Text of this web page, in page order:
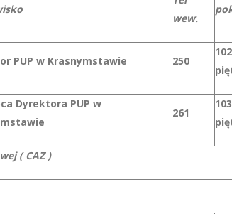
wew.
PUP w Krasnymstawie 250
Dyrektora PUP w
261
( CAZ )